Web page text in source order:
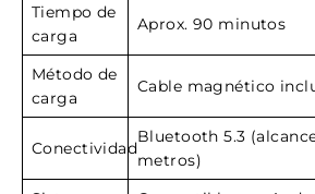
Tiempo de
carga
Aprox. 90 minutos
Método de
carga
Cable magnético
Conectividad
Bluetooth 5.3
metros)